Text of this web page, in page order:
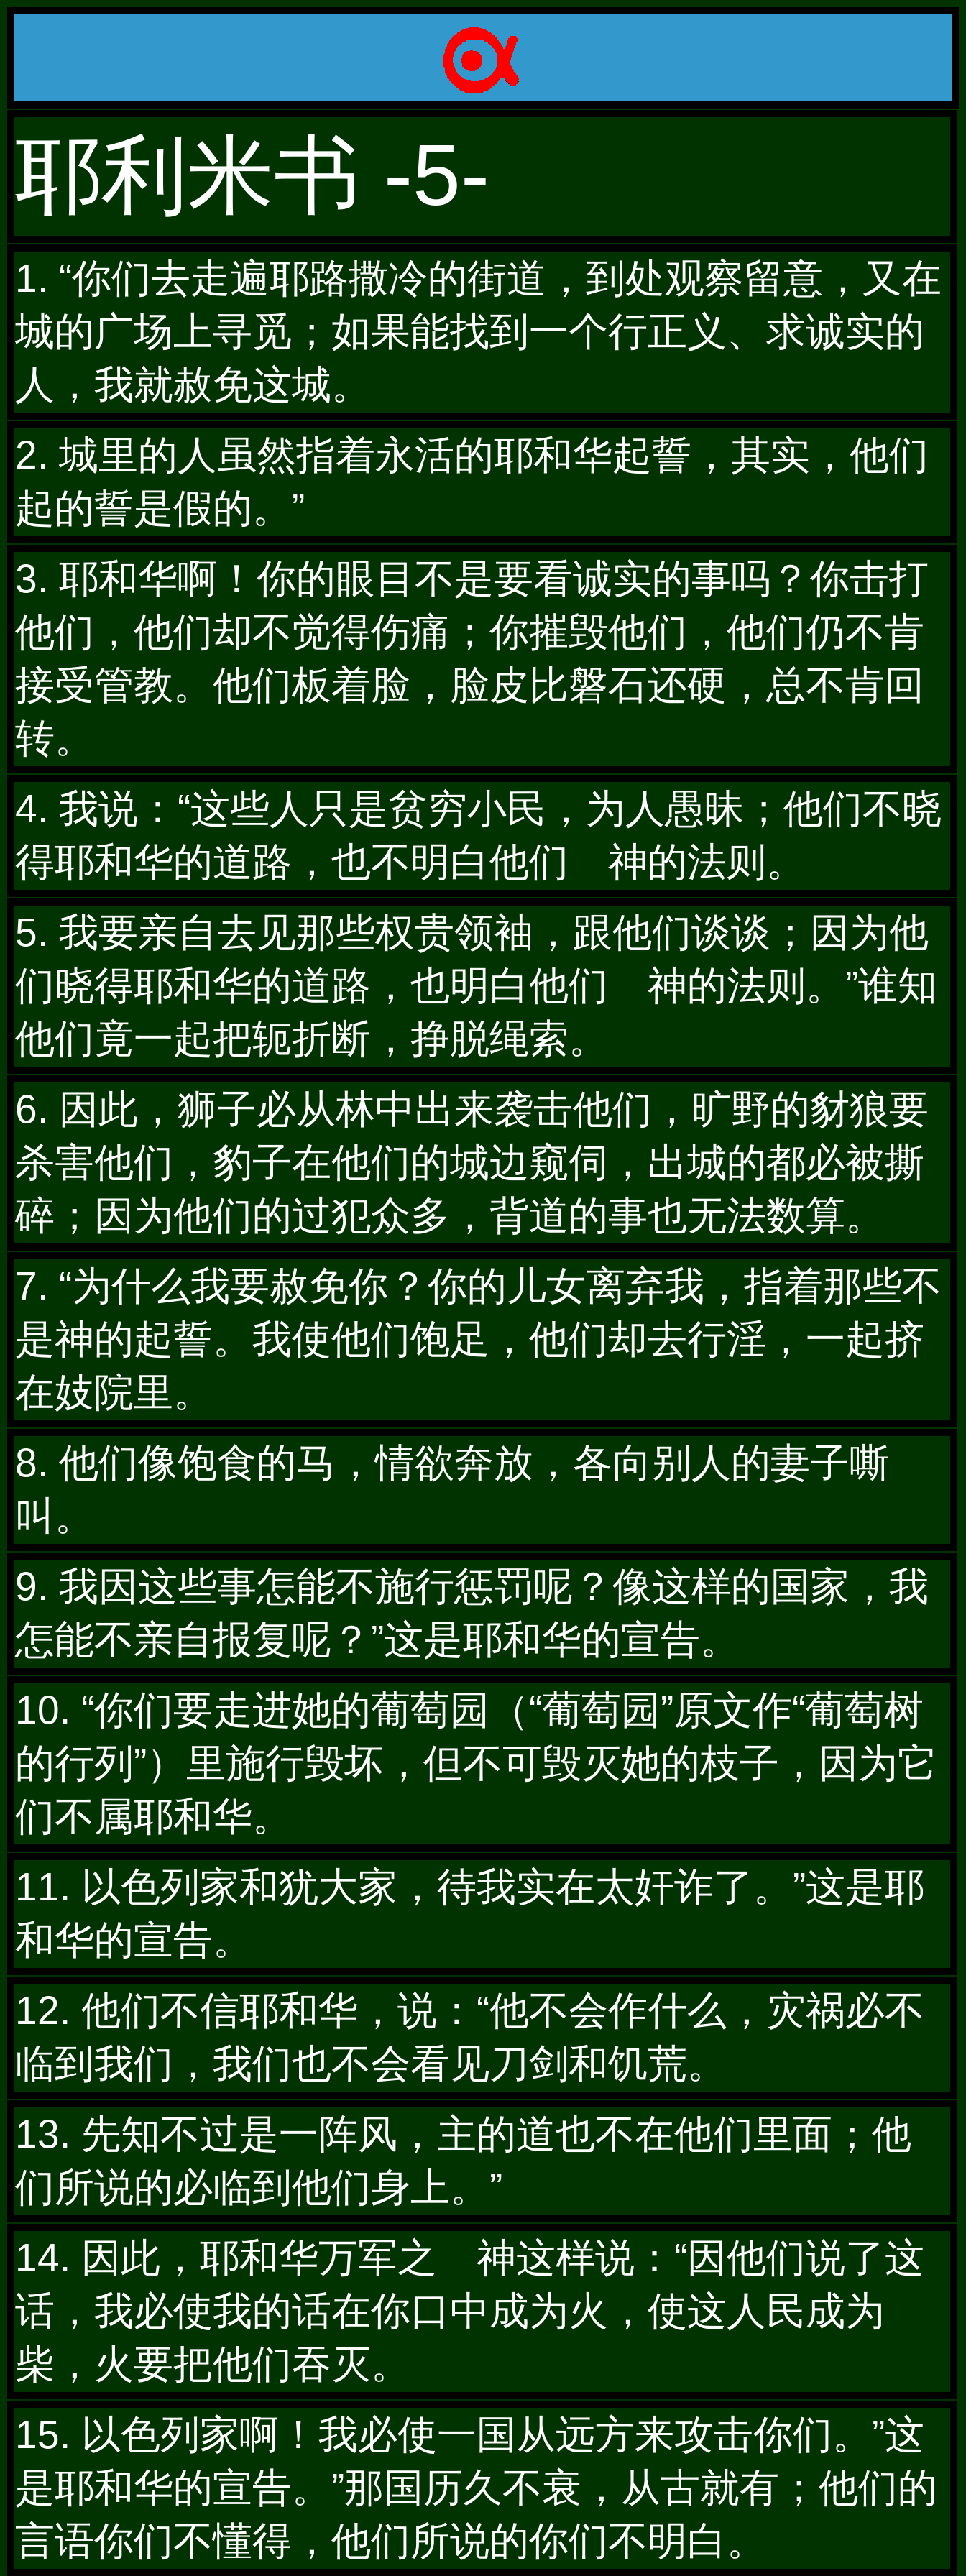
耶利米书 -5-
1. “你们去走遍耶路撒冷的街道，到处观察留意，又在
城的广场上寻觅；如果能找到一个行正义、求诚实的
人，我就赦免这城。
2. 城里的人虽然指着永活的耶和华起誓，其实，他们
起的誓是假的。”
3. 耶和华啊！你的眼目不是要看诚实的事吗？你击打
他们，他们却不觉得伤痛；你摧毁他们，他们仍不肯
接受管教。他们板着脸，脸皮比磐石还硬，总不肯回
转。
4. 我说：“这些人只是贫穷小民，为人愚昧；他们不晓
得耶和华的道路，也不明白他们 神的法则。
5. 我要亲自去见那些权贵领袖，跟他们谈谈；因为他
们晓得耶和华的道路，也明白他们 神的法则。”谁知
他们竟一起把轭折断，挣脱绳索。
6. 因此，狮子必从林中出来袭击他们，旷野的豺狼要
杀害他们，豹子在他们的城边窥伺，出城的都必被撕
碎；因为他们的过犯众多，背道的事也无法数算。
7. “为什么我要赦免你？你的儿女离弃我，指着那些不
是神的起誓。我使他们饱足，他们却去行淫，一起挤
在妓院里。
8. 他们像饱食的马，情欲奔放，各向别人的妻子嘶
叫。
9. 我因这些事怎能不施行惩罚呢？像这样的国家，我
怎能不亲自报复呢？”这是耶和华的宣告。
10. “你们要走进她的葡萄园（“葡萄园”原文作“葡萄树
的行列”）里施行毁坏，但不可毁灭她的枝子，因为它
们不属耶和华。
11. 以色列家和犹大家，待我实在太奸诈了。”这是耶
和华的宣告。
12. 他们不信耶和华，说：“他不会作什么，灾祸必不
临到我们，我们也不会看见刀剑和饥荒。
13. 先知不过是一阵风，主的道也不在他们里面；他
们所说的必临到他们身上。”
14. 因此，耶和华万军之 神这样说：“因他们说了这
话，我必使我的话在你口中成为火，使这人民成为
柴，火要把他们吞灭。
15. 以色列家啊！我必使一国从远方来攻击你们。”这
是耶和华的宣告。”那国历久不衰，从古就有；他们的
言语你们不懂得，他们所说的你们不明白。